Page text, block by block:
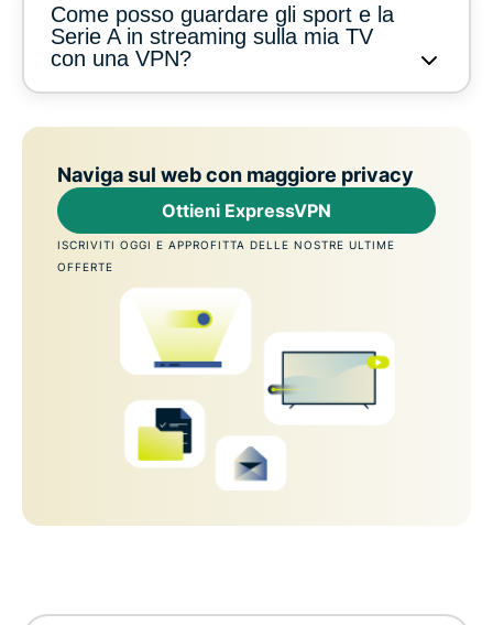
Come posso guardare gli sport e la
Serie A in streaming sulla mia TV
con una VPN?
Naviga sul web con maggiore privacy
Ottieni ExpressVPN
ISCRIVITI OGGI E APPROFITTA DELLE NOSTRE ULTIME
OFFERTE